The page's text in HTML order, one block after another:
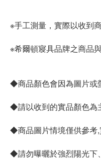
※手工測量，實際以收到
※希爾頓寢具品牌之商品
◆商品顏色會因為圖片或
◆請以收到的實品顏色為
◆商品圖片情境僅供參考,
◆請勿曝曬於強烈陽光下